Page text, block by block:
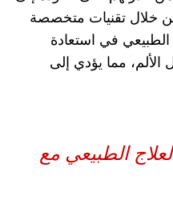
خلال تقنيات متخصصة
في استعادة
الألم، مما يؤدي إلى